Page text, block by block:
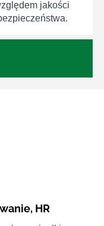
jakości
, HR